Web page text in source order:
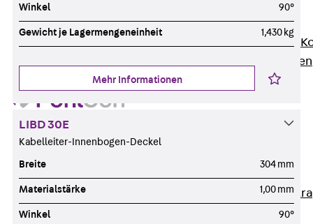
Zurück Services
Beratung, Planung,
Individuelle Lösungen
Referenzen
Kabelrinnen
Winkel 90°
Gewicht je Lagermengeneinheit 1,430 kg
Mehr Informationen
LIBD 30E
Kabelleiter-Innenbogen-Deckel
Breite 304 mm
Materialstärke 1,00 mm
Winkel 90°